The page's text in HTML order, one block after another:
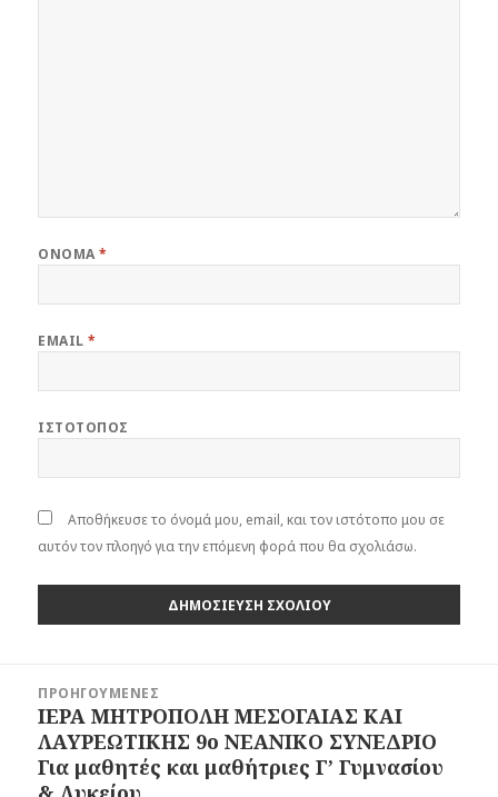
ΌΝΟΜΑ*
EMAIL*
ΙΣΤΌΤΟΠΟΣ
Αποθήκευσε το όνομά μου, email, και τον ιστότοπο μου σε
αυτόν τον πλοηγό για την επόμενη φορά που θα σχολιάσω.
άρθρωνΠΡΟΗΓΟΎΜΕΝΕΣ
Προηγούμενο
άρθρο:
ΙΕΡΑ ΜΗΤΡΟΠΟΛΗ ΜΕΣΟΓΑΙΑΣ ΚΑΙ
ΛΑΥΡΕΩΤΙΚΗΣ 9ο ΝΕΑΝΙΚΟ ΣΥΝΕΔΡΙΟ
Για μαθητές και μαθήτριες Γ’ Γυμνασίου